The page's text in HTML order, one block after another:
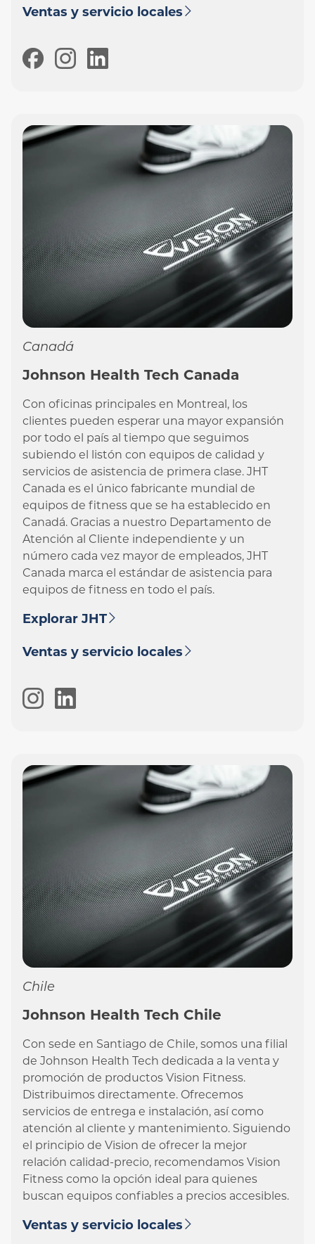
Ventas y servicio locales
Canadá
Johnson Health Tech Canada
Con oficinas principales en Montreal, los
clientes pueden esperar una mayor expansión
por todo el país al tiempo que seguimos
subiendo el listón con equipos de calidad y
servicios de asistencia de primera clase. JHT
Canada es el único fabricante mundial de
equipos de fitness que se ha establecido en
Canadá. Gracias a nuestro Departamento de
Atención al Cliente independiente y un
número cada vez mayor de empleados, JHT
Canada marca el estándar de asistencia para
equipos de fitness en todo el país.
Explorar JHT
Ventas y servicio locales
Chile
Johnson Health Tech Chile
Con sede en Santiago de Chile, somos una filial
de Johnson Health Tech dedicada a la venta y
promoción de productos Vision Fitness.
Distribuimos directamente. Ofrecemos
servicios de entrega e instalación, así como
atención al cliente y mantenimiento. Siguiendo
el principio de Vision de ofrecer la mejor
relación calidad-precio, recomendamos Vision
Fitness como la opción ideal para quienes
buscan equipos confiables a precios accesibles.
Ventas y servicio locales